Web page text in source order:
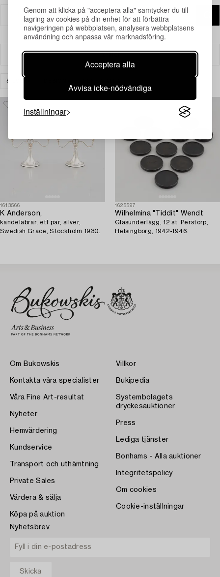
Genom att klicka på "acceptera alla" samtycker du till
lagring av cookies på din enhet för att förbättra
navigeringen på webbplatsen, analysera webbplatsens
användning och anpassa vår marknadsföring.
Acceptera alla
Avvisa icke-nödvändiga
Inställningar
Filter
SILVER
1613566
K Anderson,
kandelabrar, ett par, silver,
Swedish Grace, Stockholm 1930.
1625597
Wilhelmina "Tiddit" Wendt
Glasunderlägg, 12 st, Perstorp,
Helsingborg, 1942-1946.
Om Bukowskis
Kontakta våra specialister
Våra Fine Art-resultat
Nyheter
Hemvärdering
Kundservice
Transport och uthämtning
Private Sales
Värdera & sälja
Köpa på auktion
Villkor
Bukipedia
Systembolagets
dryckesauktioner
Press
Lediga tjänster
Bonhams - Alla auktioner
Integritetspolicy
Om cookies
Cookie-inställningar
Nyhetsbrev